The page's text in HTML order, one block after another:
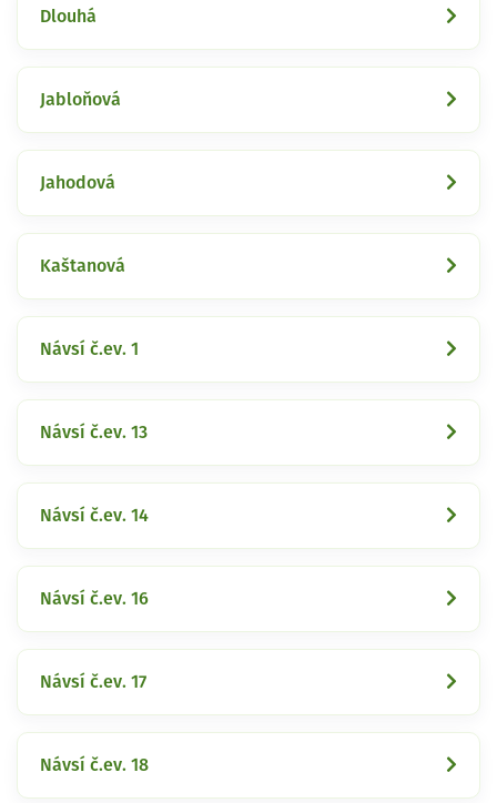
Dlouhá
Jabloňová
Jahodová
Kaštanová
Návsí č.ev. 1
Návsí č.ev. 13
Návsí č.ev. 14
Návsí č.ev. 16
Návsí č.ev. 17
Návsí č.ev. 18